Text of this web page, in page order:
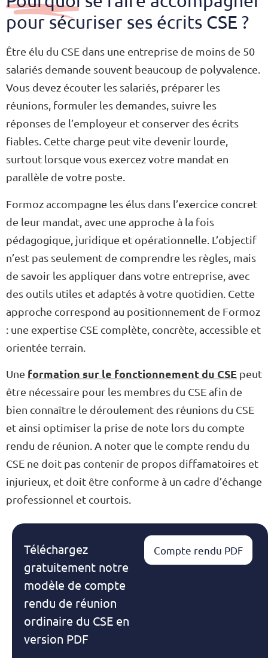
pour sécuriser ses écrits CSE ?
Être élu du CSE dans une entreprise de moins de 50
salariés demande souvent beaucoup de polyvalence.
Vous devez écouter les salariés, préparer les
réunions, formuler les demandes, suivre les
réponses de l’employeur et conserver des écrits
fiables. Cette charge peut vite devenir lourde,
surtout lorsque vous exercez votre mandat en
parallèle de votre poste.
Formoz accompagne les élus dans l’exercice concret
de leur mandat, avec une approche à la fois
pédagogique, juridique et opérationnelle. L’objectif
n’est pas seulement de comprendre les règles, mais
de savoir les appliquer dans votre entreprise, avec
des outils utiles et adaptés à votre quotidien. Cette
approche correspond au positionnement de Formoz
: une expertise CSE complète, concrète, accessible et
orientée terrain.
Une formation sur le fonctionnement du CSE peut
être nécessaire pour les membres du CSE afin de
bien connaître le déroulement des réunions du CSE
et ainsi optimiser la prise de note lors du compte
rendu de réunion. A noter que le compte rendu du
CSE ne doit pas contenir de propos diffamatoires et
injurieux, et doit être conforme à un cadre d’échange
professionnel et courtois.
Téléchargez
gratuitement notre
modèle de compte
rendu de réunion
ordinaire du CSE en
version PDF
Compte rendu PDF